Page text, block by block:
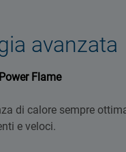
avanzata
Flame
di calore sempre
e veloci.